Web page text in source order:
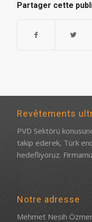
Partager cette
Revêtements
PVD Sektörü
takip ederek, Türk
hedefliyoruz.
Notre adresse
Mehmet Nesih